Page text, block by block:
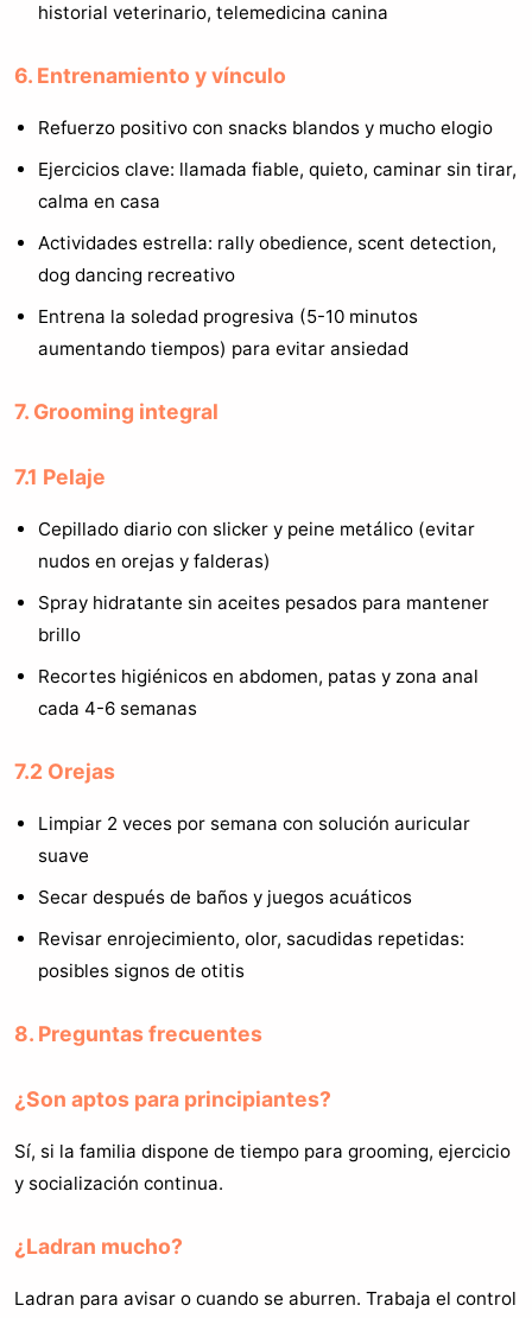
historial veterinario, telemedicina canina
6. Entrenamiento y vínculo
Refuerzo positivo con snacks blandos y mucho elogio
Ejercicios clave: llamada fiable, quieto, caminar sin tirar,
calma en casa
Actividades estrella: rally obedience, scent detection,
dog dancing recreativo
Entrena la soledad progresiva (5-10 minutos
aumentando tiempos) para evitar ansiedad
7. Grooming integral
7.1 Pelaje
Cepillado diario con slicker y peine metálico (evitar
nudos en orejas y falderas)
Spray hidratante sin aceites pesados para mantener
brillo
Recortes higiénicos en abdomen, patas y zona anal
cada 4-6 semanas
7.2 Orejas
Limpiar 2 veces por semana con solución auricular
suave
Secar después de baños y juegos acuáticos
Revisar enrojecimiento, olor, sacudidas repetidas:
posibles signos de otitis
8. Preguntas frecuentes
¿Son aptos para principiantes?
Sí, si la familia dispone de tiempo para grooming, ejercicio
y socialización continua.
¿Ladran mucho?
Ladran para avisar o cuando se aburren. Trabaja el control